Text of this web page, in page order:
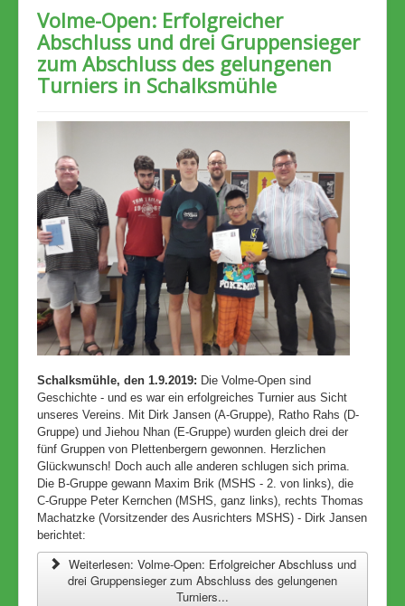
Volme-Open: Erfolgreicher
Abschluss und drei Gruppensieger
zum Abschluss des gelungenen
Turniers in Schalksmühle
Schalksmühle, den 1.9.2019: Die Volme-Open sind
Geschichte - und es war ein erfolgreiches Turnier aus Sicht
unseres Vereins. Mit Dirk Jansen (A-Gruppe), Ratho Rahs (D-
Gruppe) und Jiehou Nhan (E-Gruppe) wurden gleich drei der
fünf Gruppen von Plettenbergern gewonnen. Herzlichen
Glückwunsch! Doch auch alle anderen schlugen sich prima.
Die B-Gruppe gewann Maxim Brik (MSHS - 2. von links), die
C-Gruppe Peter Kernchen (MSHS, ganz links), rechts Thomas
Machatzke (Vorsitzender des Ausrichters MSHS) - Dirk Jansen
berichtet:
Weiterlesen: Volme-Open: Erfolgreicher Abschluss und
drei Gruppensieger zum Abschluss des gelungenen
Turniers...